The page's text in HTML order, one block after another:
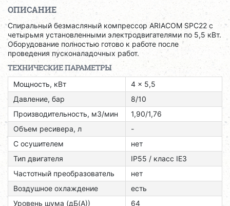
ОПИСАНИЕ
Спиральный безмасляный компрессор ARIACOM SPC22 с
четырьмя установленными электродвигателями по 5,5 кВт.
Оборудование полностью готово к работе после
проведения пусконаладочных работ.
ТЕХНИЧЕСКИЕ ПАРАМЕТРЫ
Мощность, кВт
4 x 5,5
Давление, бар
8/10
Производительность, м3/мин
1,90/1,76
Объем ресивера, л
-
С осушителем
нет
Тип двигателя
ІР55 / класс ІЕЗ
Частотный преобразователь
нет
Воздушное охлаждение
есть
Уровень шума (дБ(А))
64